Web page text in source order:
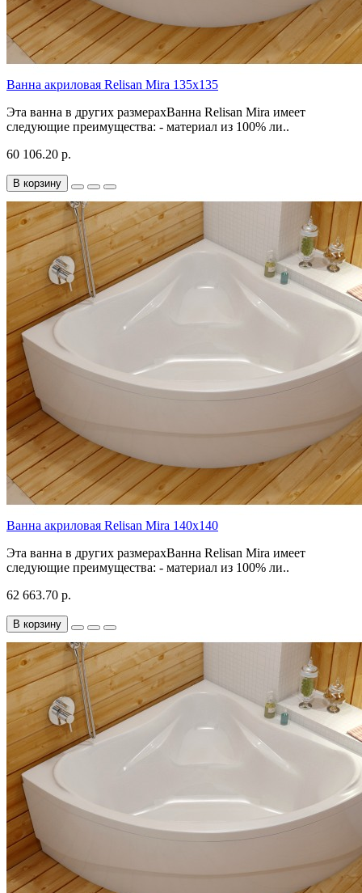
Ванна акриловая Relisan Mira 135x135
Эта ванна в других размерахВанна Relisan Mira имеет
следующие преимущества: - материал из 100% ли..
60 106.20 р.
В корзину
Ванна акриловая Relisan Mira 140x140
Эта ванна в других размерахВанна Relisan Mira имеет
следующие преимущества: - материал из 100% ли..
62 663.70 р.
В корзину